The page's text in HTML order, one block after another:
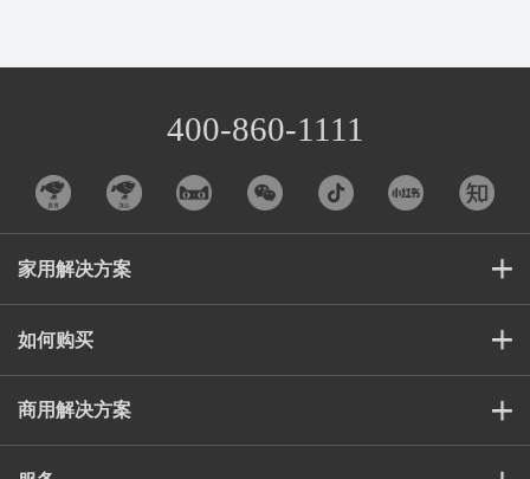
400-860-1111
家用解决方案
如何购买
商用解决方案